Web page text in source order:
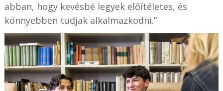
abban, hogy kevésbé legyek előítéletes, és
könnyebben tudjak alkalmazkodni.”